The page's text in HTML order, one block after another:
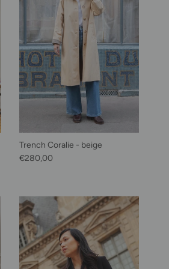
Trench Coralie - beige
Prix habituel
€280,00